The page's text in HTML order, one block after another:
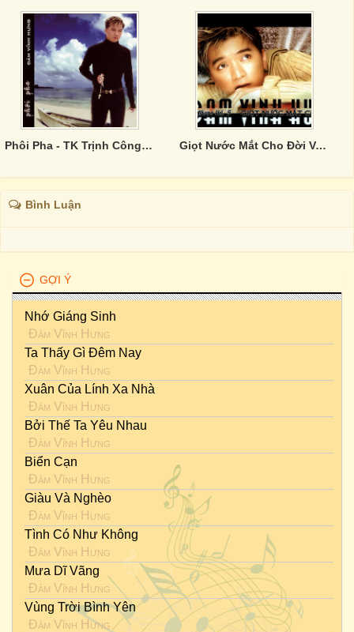
Phôi Pha - TK Trịnh Công Sơn Giọt Nước Mắt Cho Đời Vol.5
Bình Luận
GỢI Ý
Nhớ Giáng Sinh
Đàm Vĩnh Hưng
Ta Thấy Gì Đêm Nay
Đàm Vĩnh Hưng
Xuân Của Lính Xa Nhà
Đàm Vĩnh Hưng
Bởi Thế Ta Yêu Nhau
Đàm Vĩnh Hưng
Biển Cạn
Đàm Vĩnh Hưng
Giàu Và Nghèo
Đàm Vĩnh Hưng
Tình Có Như Không
Đàm Vĩnh Hưng
Mưa Dĩ Vãng
Đàm Vĩnh Hưng
Vùng Trời Bình Yên
Đàm Vĩnh Hưng